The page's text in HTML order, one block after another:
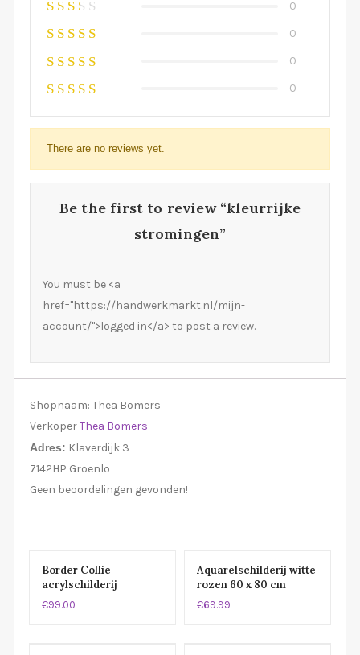
0
0
0
0
There are no reviews yet.
Be the first to review “kleurrijke
stromingen”
You must be <a
href="https://handwerkmarkt.nl/mijn-
account/">logged in</a> to post a review.
Shopnaam: Thea Bomers
VerkoperThea Bomers
Adres: Klaverdijk 3
7142HP Groenlo
Geen beoordelingen gevonden!
Border Collie
acrylschilderij
50x50cm
€99.00
Aquarelschilderij witte
rozen 60 x 80 cm
€69.99